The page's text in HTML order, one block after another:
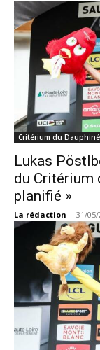
Critérium du Dauphiné
Lukas
du Critérium
planifié »
La rédaction - 31/05/